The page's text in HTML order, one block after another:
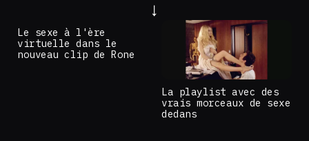
Le sexe à l'ère
virtuelle dans le
nouveau clip de Rone
La playlist avec des
vrais morceaux de sexe
dedans